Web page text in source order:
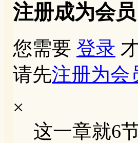
注册成为会
您需要 登录
请先注册为会
×
这一章就6